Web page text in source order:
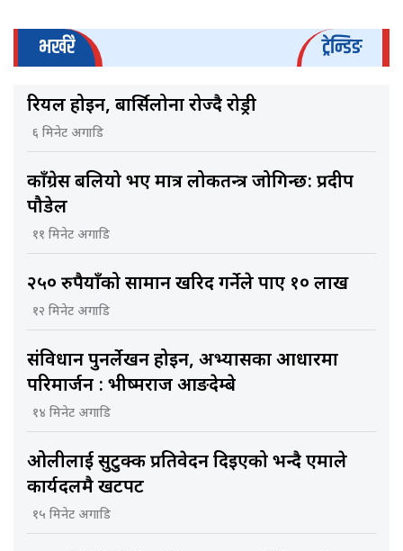
भर्खरै ट्रेन्डिङ
रियल होइन, बार्सिलोना रोज्दै रोड्री
६ मिनेट अगाडि
काँग्रेस बलियो भए मात्र लोकतन्त्र जोगिन्छ: प्रदीप
पौडेल
११ मिनेट अगाडि
२५० रुपैयाँको सामान खरिद गर्नेले पाए १० लाख
१२ मिनेट अगाडि
संविधान पुनर्लेखन होइन, अभ्यासका आधारमा
परिमार्जन : भीष्मराज आङदेम्बे
१४ मिनेट अगाडि
ओलीलाई सुटुक्क प्रतिवेदन दिइएको भन्दै एमाले
कार्यदलमै खटपट
१५ मिनेट अगाडि